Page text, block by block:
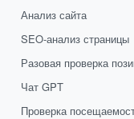
Анализ сайта
SEO-анализ страницы
Разовая проверка
Чат GPT
Проверка